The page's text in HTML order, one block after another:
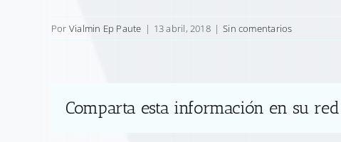
Por Vialmin Ep Paute | 13 abril, 2018 | Sin comentarios
Comparta esta información en su